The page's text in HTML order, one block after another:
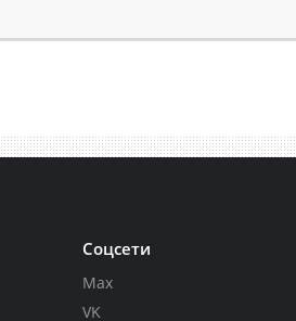
Соцсети
Max
VK